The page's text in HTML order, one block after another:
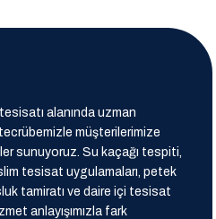
alanında uzman
müşterilerimize
sunuyoruz. Su kaçağı tespiti,
tesisat uygulamaları, petek
tamiratı ve daire içi tesisat
anlayışımızla fark